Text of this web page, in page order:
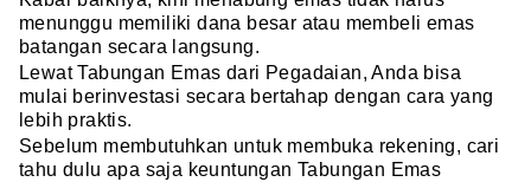
menunggu memiliki dana besar atau membeli emas
batangan secara langsung.
Lewat Tabungan Emas dari Pegadaian, Anda bisa
mulai berinvestasi secara bertahap dengan cara yang
lebih praktis.
Sebelum membutuhkan untuk membuka rekening, cari
tahu dulu apa saja keuntungan Tabungan Emas